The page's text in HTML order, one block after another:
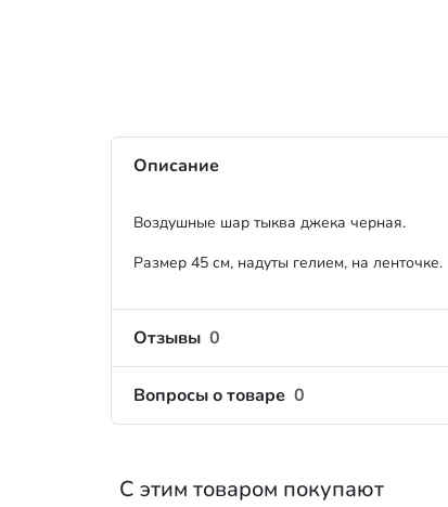
Описание
Воздушные шар тыква джека черная.
Размер 45 см, надуты гелием, на ленточке.
Отзывы 0
Вопросы о товаре 0
С этим товаром покупают